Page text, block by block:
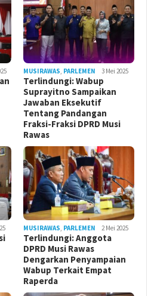
MUSIRAWAS PARLEMEN 3 Mei 2025
Terlindungi: Wabup
Suprayitno Sampaikan
Jawaban Eksekutif
Tentang Pandangan
Fraksi-Fraksi DPRD Musi
Rawas
MUSIRAWAS PARLEMEN 2 Mei 2025
Terlindungi: Anggota
DPRD Musi Rawas
Dengarkan Penyampaian
Wabup Terkait Empat
Raperda